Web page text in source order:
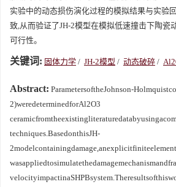
实验中的动态损伤演化过程的模拟结果与实验
致,从而验证了JH-2模型在模拟低速撞击下陶瓷
可行性。
关键词: 固体力学 / JH-2模型 / 动态破碎 /
Abstract: ParametersoftheJohnson-
2)weredeterminedforAl2O3
techniques.BasedonthisJH-